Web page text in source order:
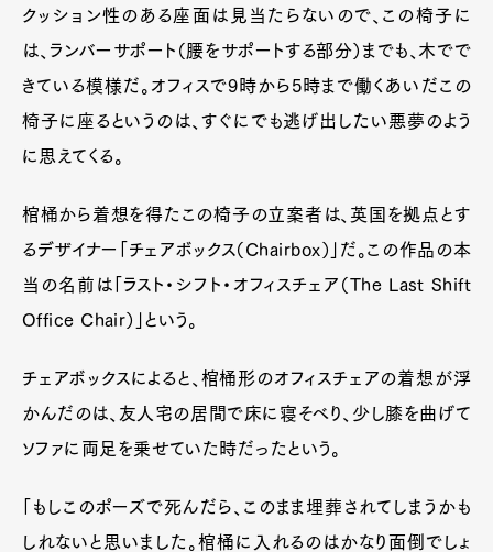
クッション性のある座面は見当たらないので、この椅子に
は、ランバーサポート（腰をサポートする部分）までも、木でで
きている模様だ。オフィスで9時から5時まで働くあいだこの
椅子に座るというのは、すぐにでも逃げ出したい悪夢のよう
に思えてくる。
棺桶から着想を得たこの椅子の立案者は、英国を拠点とす
るデザイナー「チェアボックス（Chairbox）」だ。この作品の本
当の名前は「ラスト・シフト・オフィスチェア（The Last Shift
Office Chair）」という。
チェアボックスによると、棺桶形のオフィスチェアの着想が浮
かんだのは、友人宅の居間で床に寝そべり、少し膝を曲げて
ソファに両足を乗せていた時だったという。
「もしこのポーズで死んだら、このまま埋葬されてしまうかも
しれないと思いました。棺桶に入れるのはかなり面倒でしょ